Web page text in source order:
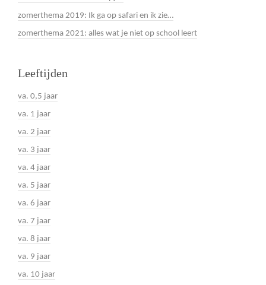
zomerthema 2019: Ik ga op safari en ik zie…
zomerthema 2021: alles wat je niet op school leert
Leeftijden
va. 0,5 jaar
va. 1 jaar
va. 2 jaar
va. 3 jaar
va. 4 jaar
va. 5 jaar
va. 6 jaar
va. 7 jaar
va. 8 jaar
va. 9 jaar
va. 10 jaar